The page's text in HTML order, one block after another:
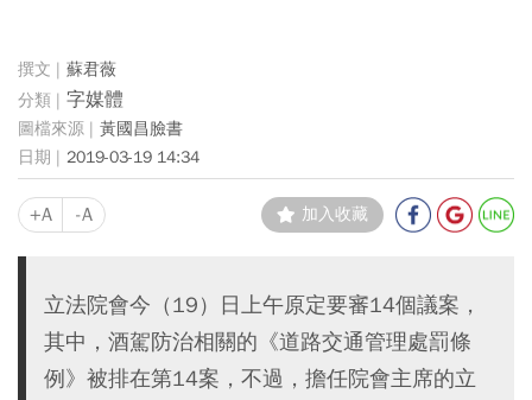
蘇君薇
字媒體
黃國昌臉書
2019-03-19 14:34
+A -A 加入收藏
立法院會今（19）日上午原定要審14個議案，
其中，酒駕防治相關的《道路交通管理處罰條
例》被排在第14案，不過，擔任院會主席的立